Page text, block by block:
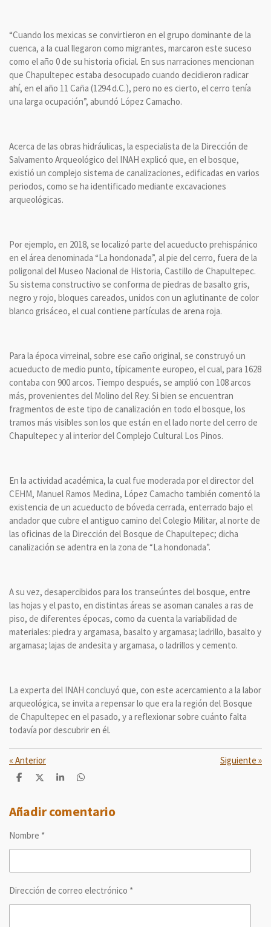
“Cuando los mexicas se convirtieron en el grupo dominante de la
cuenca, a la cual llegaron como migrantes, marcaron este suceso
como el año 0 de su historia oficial. En sus narraciones mencionan
que Chapultepec estaba desocupado cuando decidieron radicar
ahí, en el año 11 Caña (1294 d.C.), pero no es cierto, el cerro tenía
una larga ocupación”, abundó López Camacho.
Acerca de las obras hidráulicas, la especialista de la Dirección de
Salvamento Arqueológico del INAH explicó que, en el bosque,
existió un complejo sistema de canalizaciones, edificadas en varios
periodos, como se ha identificado mediante excavaciones
arqueológicas.
Por ejemplo, en 2018, se localizó parte del acueducto prehispánico
en el área denominada “La hondonada”, al pie del cerro, fuera de la
poligonal del Museo Nacional de Historia, Castillo de Chapultepec.
Su sistema constructivo se conforma de piedras de basalto gris,
negro y rojo, bloques careados, unidos con un aglutinante de color
blanco grisáceo, el cual contiene partículas de arena roja.
Para la época virreinal, sobre ese caño original, se construyó un
acueducto de medio punto, típicamente europeo, el cual, para 1628
contaba con 900 arcos. Tiempo después, se amplió con 108 arcos
más, provenientes del Molino del Rey. Si bien se encuentran
fragmentos de este tipo de canalización en todo el bosque, los
tramos más visibles son los que están en el lado norte del cerro de
Chapultepec y al interior del Complejo Cultural Los Pinos.
En la actividad académica, la cual fue moderada por el director del
CEHM, Manuel Ramos Medina, López Camacho también comentó la
existencia de un acueducto de bóveda cerrada, enterrado bajo el
andador que cubre el antiguo camino del Colegio Militar, al norte de
las oficinas de la Dirección del Bosque de Chapultepec; dicha
canalización se adentra en la zona de “La hondonada”.
A su vez, desapercibidos para los transeúntes del bosque, entre
las hojas y el pasto, en distintas áreas se asoman canales a ras de
piso, de diferentes épocas, como da cuenta la variabilidad de
materiales: piedra y argamasa, basalto y argamasa; ladrillo, basalto y
argamasa; lajas de andesita y argamasa, o ladrillos y cemento.
La experta del INAH concluyó que, con este acercamiento a la labor
arqueológica, se invita a repensar lo que era la región del Bosque
de Chapultepec en el pasado, y a reflexionar sobre cuánto falta
todavía por descubrir en él.
« Anterior Siguiente »
C
p
a
t
C
p
a
C
p
a
C
p
a
Añadir comentario
Nombre *
Dirección de correo electrónico *